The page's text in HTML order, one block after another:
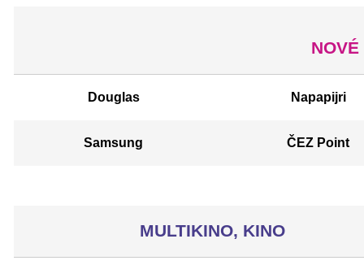
Douglas Napapijri
Samsung ČEZ Point
MULTIKINO, KINO